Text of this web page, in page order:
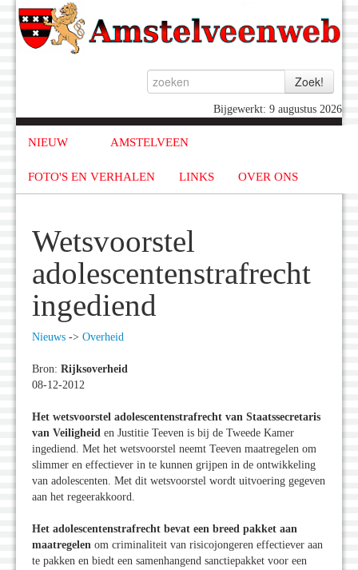
Bijgewerkt: 9 augustus 2026
NIEUW AMSTELVEEN
FOTO'S EN VERHALEN LINKS OVER ONS
Wetsvoorstel
adolescentenstrafrecht
ingediend
Nieuws -> Overheid
Bron: Rijksoverheid
08-12-2012
Het wetsvoorstel adolescentenstrafrecht van Staatssecretaris
van Veiligheid en Justitie Teeven is bij de Tweede Kamer
ingediend. Met het wetsvoorstel neemt Teeven maatregelen om
slimmer en effectiever in te kunnen grijpen in de ontwikkeling
van adolescenten. Met dit wetsvoorstel wordt uitvoering gegeven
aan het regeerakkoord.
Het adolescentenstrafrecht bevat een breed pakket aan
maatregelen om criminaliteit van risicojongeren effectiever aan
te pakken en biedt een samenhangend sanctiepakket voor een